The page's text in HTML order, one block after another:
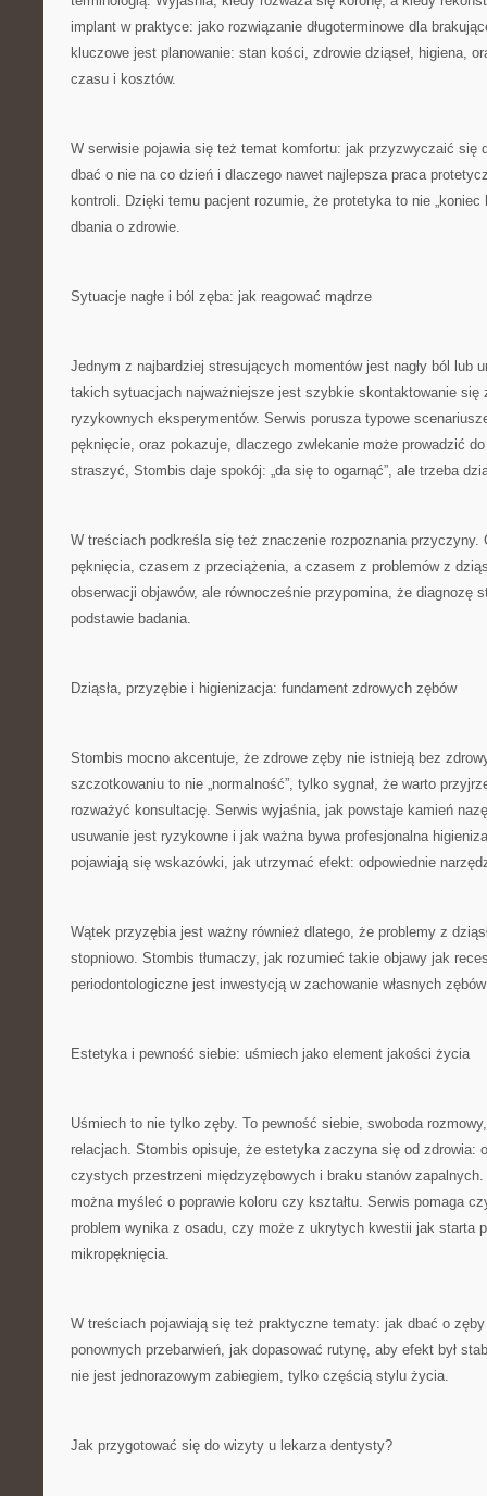
implant w praktyce: jako rozwiązanie długoterminowe dla
kluczowe jest planowanie: stan kości, zdrowie dziąseł, higiena,
czasu i kosztów.
W serwisie pojawia się też temat komfortu: jak przyzwyczaić się
dbać o nie na co dzień i dlaczego nawet najlepsza praca
kontroli. Dzięki temu pacjent rozumie, że protetyka to nie
dbania o zdrowie.
Sytuacje nagłe i ból zęba: jak reagować mądrze
Jednym z najbardziej stresujących momentów jest nagły ból lub
takich sytuacjach najważniejsze jest szybkie skontaktowanie się
ryzykownych eksperymentów. Serwis porusza typowe
pęknięcie, oraz pokazuje, dlaczego zwlekanie może prowadzić
straszyć, Stombis daje spokój: „da się to ogarnąć”, ale trzeba
W treściach podkreśla się też znaczenie rozpoznania przyczyny.
pęknięcia, czasem z przeciążenia, a czasem z problemów z
obserwacji objawów, ale równocześnie przypomina, że diagnozę
podstawie badania.
Dziąsła, przyzębie i higienizacja: fundament zdrowych zębów
Stombis mocno akcentuje, że zdrowe zęby nie istnieją bez
szczotkowaniu to nie „normalność”, tylko sygnał, że warto
rozważyć konsultację. Serwis wyjaśnia, jak powstaje kamień
usuwanie jest ryzykowne i jak ważna bywa profesjonalna
pojawiają się wskazówki, jak utrzymać efekt: odpowiednie
Wątek przyzębia jest ważny również dlatego, że problemy z
stopniowo. Stombis tłumaczy, jak rozumieć takie objawy jak
periodontologiczne jest inwestycją w zachowanie własnych
Estetyka i pewność siebie: uśmiech jako element jakości życia
Uśmiech to nie tylko zęby. To pewność siebie, swoboda
relacjach. Stombis opisuje, że estetyka zaczyna się od zdrowia:
czystych przestrzeni międzyzębowych i braku stanów
można myśleć o poprawie koloru czy kształtu. Serwis pomaga
problem wynika z osadu, czy może z ukrytych kwestii jak starta
mikropęknięcia.
W treściach pojawiają się też praktyczne tematy: jak dbać o
ponownych przebarwień, jak dopasować rutynę, aby efekt był
nie jest jednorazowym zabiegiem, tylko częścią stylu życia.
Jak przygotować się do wizyty u lekarza dentysty?